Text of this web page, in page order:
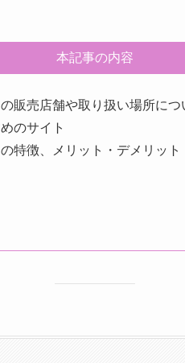
本記事の内容
販売店舗や取り扱い場所につ
のサイト
特徴、メリット・デメリット